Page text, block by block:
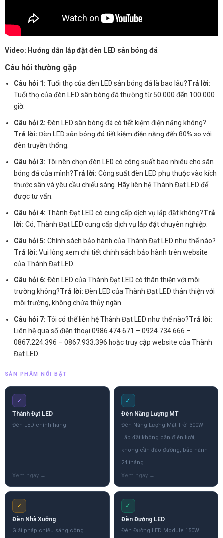
Video: Hướng dẫn lắp đặt đèn LED sân bóng đá
Câu hỏi thường gặp
Câu hỏi 1: Tuổi thọ của đèn LED sân bóng đá là bao lâu?Trả lời:
Tuổi thọ của đèn LED sân bóng đá thường từ 50.000 đến 100.000
giờ.
Câu hỏi 2: Đèn LED sân bóng đá có tiết kiệm điện năng không?
Trả lời: Đèn LED sân bóng đá tiết kiệm điện năng đến 80% so với
đèn truyền thống.
Câu hỏi 3: Tôi nên chọn đèn LED có công suất bao nhiêu cho sân
bóng đá của mình?Trả lời: Công suất đèn LED phụ thuộc vào kích
thước sân và yêu cầu chiếu sáng. Hãy liên hệ Thành Đạt LED để
được tư vấn.
Câu hỏi 4: Thành Đạt LED có cung cấp dịch vụ lắp đặt không?Trả
lời: Có, Thành Đạt LED cung cấp dịch vụ lắp đặt chuyên nghiệp.
Câu hỏi 5: Chính sách bảo hành của Thành Đạt LED như thế nào?
Trả lời: Vui lòng xem chi tiết chính sách bảo hành trên website
của Thành Đạt LED.
Câu hỏi 6: Đèn LED của Thành Đạt LED có thân thiện với môi
trường không?Trả lời: Đèn LED của Thành Đạt LED thân thiện với
môi trường, không chứa thủy ngân.
Câu hỏi 7: Tôi có thể liên hệ Thành Đạt LED như thế nào?Trả lời:
Liên hệ qua số điện thoại 0986.474.671 – 0924.734.666 –
0867.224.396 – 0867.933.396 hoặc truy cập website của Thành
Đạt LED.
SẢN PHẨM NỔI BẬT
✓
Thành Đạt LED
Đèn LED chính hãng
✓
Đèn Năng Lượng MT
Đèn Năng Lượng Mặt Trời 300W
Lắp đặt không cần điện lưới,
không cần đào đường, bảo hành
24 tháng.
✓
Đèn Nhà Xưởng
Giải pháp chiếu sáng công
✓
Đèn Đường LED
Đèn Đường LED Module 150W